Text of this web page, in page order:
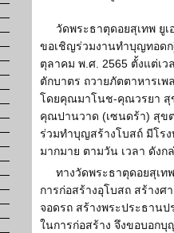
วัดพระธาตุดอยสุเทพ ยู
ขอเชิญร่วมงานทำบุญทอด
ตุลาคม พ.ศ. 2565 ตั้งแต่เ
ตักบาตร ถวายภัตตาหารเ
โดยคุณมาโนช-คุณวรยา สุ
คุณปานวาด (เซนดร้า) สุข
ร่วมทำบุญสร้างโบสถ์ มีโร
มากมาย ตามวัน เวลา ดังก
ทางวัดพระธาตุดอยสุเท
การก่อสร้างอุโบสถ สร้างศ
จอดรถ สร้างพระประธาน
ในการก่อสร้าง จึงขอบอก